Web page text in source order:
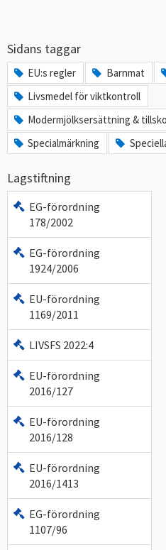
Sidans taggar
EU:s regler Barnmat
Livsmedel för viktkontroll
Modermjölksersättning &
Specialmärkning
Lagstiftning
EG-förordning
178/2002
EG-förordning
1924/2006
EU-förordning
1169/2011
LIVSFS 2022:4
EU-förordning
2016/127
EU-förordning
2016/128
EU-förordning
2016/1413
EG-förordning
1107/96